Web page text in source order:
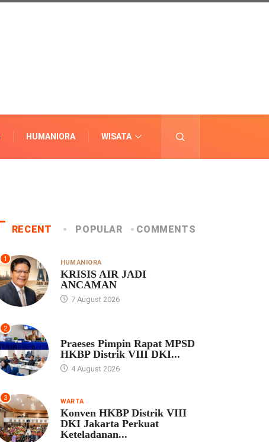
HUMANIORA WISATA
RECENT POPULAR COMMENTS
1 HUMANIORA
KRISIS AIR JADI
ANCAMAN
7 August 2026
2
Praeses Pimpin Rapat MPSD
HKBP Distrik VIII DKI...
4 August 2026
3 WARTA
Konven HKBP Distrik VIII
DKI Jakarta Perkuat
Keteladanan...